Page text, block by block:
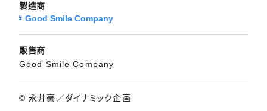
製造商
Good Smile Company
販售商
Good Smile Company
© 永井豪／ダイナミック企画